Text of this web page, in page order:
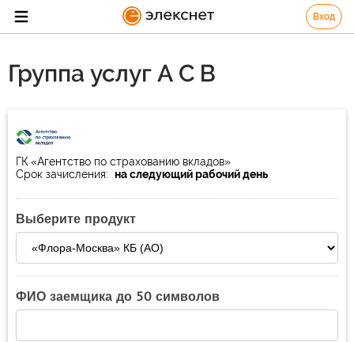
Вход
Группа услуг А С В
ГК «Агентство по страхованию вкладов»
Срок зачисления: на следующий рабочий день
Выберите продукт
ФИО заемщика до 50 символов